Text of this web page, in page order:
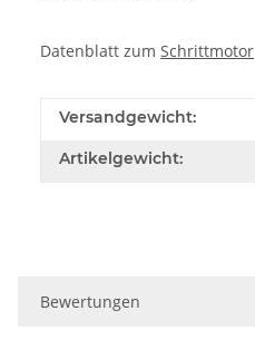
Datenblatt zum Schrittmotor
Versandgewicht:
Artikelgewicht:
Bewertungen